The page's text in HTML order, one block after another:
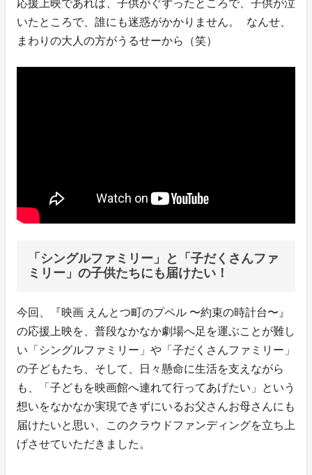
応援上映であれば、子供がぐずったところで、子供が泣
いたところで、誰にも迷惑がかかりません。 なんせ、
まわりの大人の方がうるせーから（笑）
「シングルファミリー」と「子だくさんファ
ミリー」の子供たちにも届けたい！
今回、『映画 えんとつ町のプペル 〜約束の時計台〜』
の応援上映を、普段なかなか劇場へ足を運ぶことが難し
い「シングルファミリー」や「子だくさんファミリー」
の子どもたち、そして、日々懸命に生活を支えながら
も、「子どもを映画館へ連れて行ってあげたい」という
想いをなかなか実現できずにいるお父さんお母さんにも
届けたいと思い、このクラウドファンディングを立ち上
げさせていただきました。